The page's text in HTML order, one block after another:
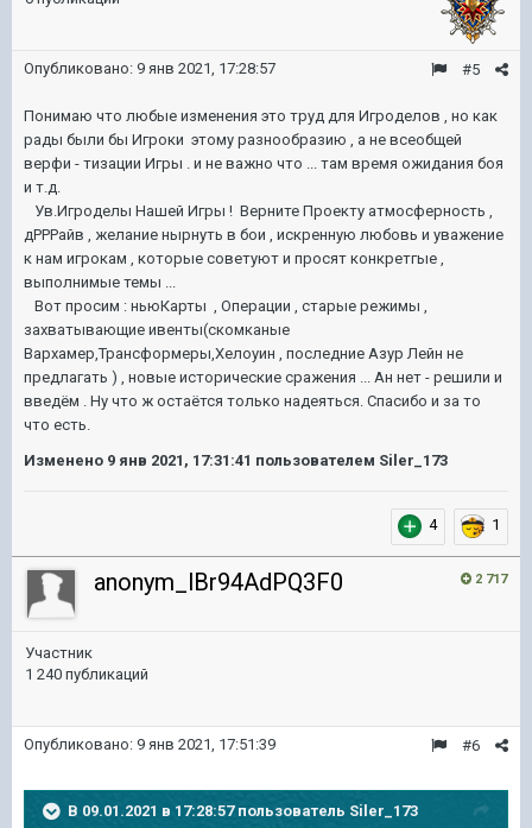
#5
Опубликовано: 9 янв 2021, 17:28:57
Понимаю что любые изменения это труд для Игроделов , но как
рады были бы Игроки этому разнообразию , а не всеобщей
верфи - тизации Игры . и не важно что ... там время ожидания боя
и т.д.
Ув.Игроделы Нашей Игры ! Верните Проекту атмосферность ,
дРРРайв , желание нырнуть в бои , искренную любовь и уважение
к нам игрокам , которые советуют и просят конкретгые ,
выполнимые темы ...
Вот просим : ньюКарты , Операции , старые режимы ,
захватывающие ивенты(скомканые
Вархамер,Трансформеры,Хелоуин , последние Азур Лейн не
предлагать ) , новые исторические сражения ... Ан нет - решили и
введём . Ну что ж остаётся только надеяться. Спасибо и за то
что есть.
Изменено 9 янв 2021, 17:31:41 пользователем Siler_173
4 1
2 717
anonym_lBr94AdPQ3F0
Участник
1 240 публикаций
#6
Опубликовано: 9 янв 2021, 17:51:39
В 09.01.2021 в 17:28:57 пользователь Siler_173